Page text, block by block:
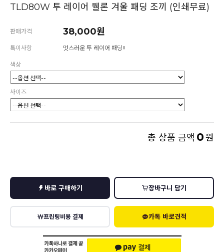
TLD80W 투 레이어 웰론 겨울 패딩 조끼 (인쇄무료)
판매가격 38,000원
특이사항 멋스러운 투 레이어 패딩!!
색상
사이즈
총 상품 금액 0원
바로 구매하기 장바구니 담기
프린팅비용 결제 카톡 바로견적